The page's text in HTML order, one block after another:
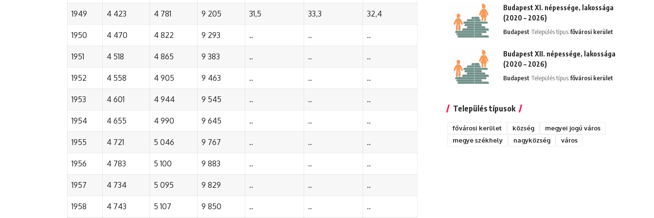
1949 4 423 4 781 9 205 31,5 33,3 32,4
1950 4 470 4 822 9 293 .. .. ..
1951 4 518 4 865 9 383 .. .. ..
1952 4 558 4 905 9 463 .. .. ..
1953 4 601 4 944 9 545 .. .. ..
1954 4 655 4 990 9 645 .. .. ..
1955 4 721 5 046 9 767 .. .. ..
1956 4 783 5 100 9 883 .. .. ..
1957 4 734 5 095 9 829 .. .. ..
1958 4 743 5 107 9 850 .. .. ..
Budapest XI. népessége, lakossága
(2020 – 2026)
Budapest Település típus:fővárosi kerület
Budapest XII. népessége, lakossága
(2020 – 2026)
Budapest Település típus:fővárosi kerület
Település típusok
fővárosi kerület község
megyei jogú város
megye székhely
nagyközség város